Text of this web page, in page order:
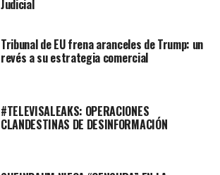
Judicial
Tribunal de EU frena aranceles de Trump: un
revés a su estrategia comercial
#TELEVISALEAKS: OPERACIONES
CLANDESTINAS DE DESINFORMACIÓN